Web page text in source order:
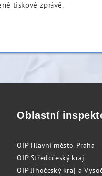
tiskové zprávě.
Oblastní
OIP Hlavní město Praha
OIP Středočeský kraj
OIP Jihočeský kraj a